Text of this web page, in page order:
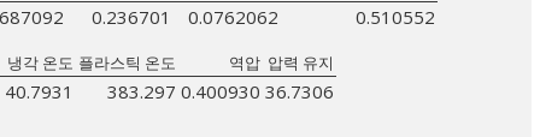
0.236701 0.0762062 0.510552
냉각 온도 플라스틱 온도 역압 압력 유지
40.7931 383.297 0.400930 36.7306